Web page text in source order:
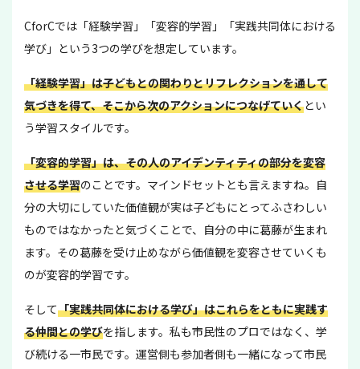
CforCでは「経験学習」「変容的学習」「実践共同体における
学び」という3つの学びを想定しています。
「経験学習」は子どもとの関わりとリフレクションを通して
気づきを得て、そこから次のアクションにつなげていくとい
う学習スタイルです。
「変容的学習」は、その人のアイデンティティの部分を変容
させる学習のことです。マインドセットとも言えますね。自
分の大切にしていた価値観が実は子どもにとってふさわしい
ものではなかったと気づくことで、自分の中に葛藤が生まれ
ます。その葛藤を受け止めながら価値観を変容させていくも
のが変容的学習です。
そして「実践共同体における学び」はこれらをともに実践す
る仲間との学びを指します。私も市民性のプロではなく、学
び続ける一市民です。運営側も参加者側も一緒になって市民